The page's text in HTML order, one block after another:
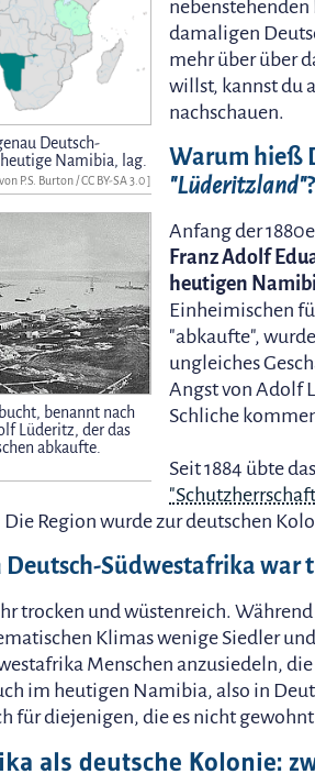
Deutsch-
Namibia, lag.
P.S. Burton /CC BY-SA 3.0]
benannt nach
Lüderitz, der das
abkaufte.
nebenstehenden
damaligen
mehr über über
willst, kannst du
nachschauen.
Warum hieß
"Lüderitzland"?
Anfang der
Franz Adolf
heutigen
Einheimischen
"abkaufte",
ungleiches
Angst von Adolf
Schliche
Seit 1884 übte
Region wurde zur deutschen
Deutsch-Südwestafrika war
trocken und wüstenreich.
Klimas wenige Siedler
Menschen anzusiedeln,
im heutigen Namibia, also in
für diejenigen, die es nicht
als deutsche Kolonie: